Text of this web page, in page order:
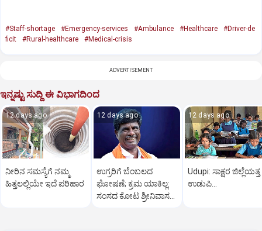
#Staff-shortage #Emergency-services #Ambulance #Healthcare
#Driver-de
ficit
#Rural-healthcare #Medical-crisis
ADVERTISEMENT
ಇನ್ನಷ್ಟು ಸುದ್ದಿ ಈ ವಿಭಾಗದಿಂದ
12 days ago
ನೀರಿನ ಸಮಸ್ಯೆಗೆ ನಮ್ಮ
ಹಿತ್ತಲಲ್ಲಿಯೇ ಇದೆ ಪರಿಹಾರ
12 days ago
ಉಗ್ರರಿಗೆ ಬೆಂಬಲದ
ಘೋಷಣೆ; ಕ್ರಮ ಯಾಕಿಲ್ಲ:
ಸಂಸದ ಕೋಟ ಶ್ರೀನಿವಾಸ
12 days ago
Udupi: ಸಾಕ್ಷರ ಜಿಲ್ಲೆಯತ್ತ
ಉಡುಪಿ...